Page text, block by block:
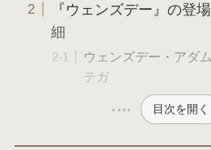
『ウェンズデー』の登
細
ウェンズデー・アダ
テガ
目次を開く